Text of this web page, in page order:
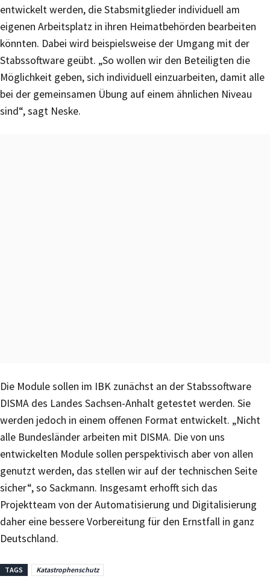
entwickelt werden, die Stabsmitglieder individuell am
eigenen Arbeitsplatz in ihren Heimatbehörden bearbeiten
könnten. Dabei wird beispielsweise der Umgang mit der
Stabssoftware geübt. „So wollen wir den Beteiligten die
Möglichkeit geben, sich individuell einzuarbeiten, damit alle
bei der gemeinsamen Übung auf einem ähnlichen Niveau
sind“, sagt Neske.
Die Module sollen im IBK zunächst an der Stabssoftware
DISMA des Landes Sachsen-Anhalt getestet werden. Sie
werden jedoch in einem offenen Format entwickelt. „Nicht
alle Bundesländer arbeiten mit DISMA. Die von uns
entwickelten Module sollen perspektivisch aber von allen
genutzt werden, das stellen wir auf der technischen Seite
sicher“, so Sackmann. Insgesamt erhofft sich das
Projektteam von der Automatisierung und Digitalisierung
daher eine bessere Vorbereitung für den Ernstfall in ganz
Deutschland.
TAGS Katastrophenschutz